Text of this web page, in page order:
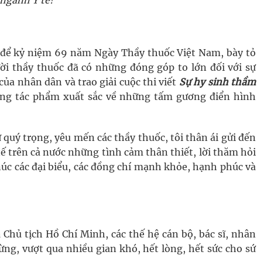
kỷ niệm 69 năm Ngày Thầy thuốc Việt Nam, bày tỏ
thầy thuốc đã có những đóng góp to lớn đối với sự
nhân dân và trao giải cuộc thi viết Sự hy sinh thầm
tác phẩm xuất sắc về những tấm gương điển hình
trọng, yêu mến các thầy thuốc, tôi thân ái gửi đến
trên cả nước những tình cảm thân thiết, lời thăm hỏi
các đại biểu, các đồng chí mạnh khỏe, hạnh phúc và
tịch Hồ Chí Minh, các thế hệ cán bộ, bác sĩ, nhân
vượt qua nhiều gian khó, hết lòng, hết sức cho sứ